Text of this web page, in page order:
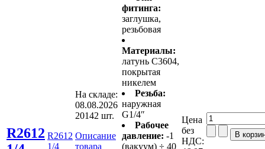
R2612 R2612
1/4
На складе:
08.08.2026
20142 шт.
Описание
товара
фитинга:
заглушка,
резьбовая
Материалы:
латунь С3604,
покрытая
никелем
Резьба:
наружная
G1/4″
Рабочее
давление: -1
(вакуум) ÷ 40
Цена
без
НДС: